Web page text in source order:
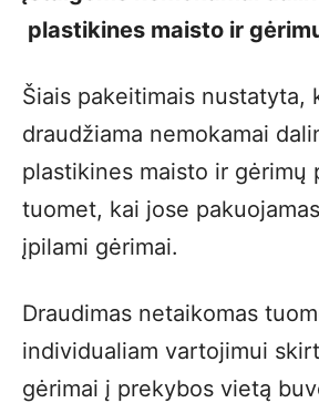
plastikines maisto ir
Šiais pakeitimais nustatyta,
draudžiama nemokamai
plastikines maisto ir gėrimų
tuomet, kai jose
įpilami gėrimai.
Draudimas netaikomas
individualiam vartojimui
gėrimai į prekybos vietą